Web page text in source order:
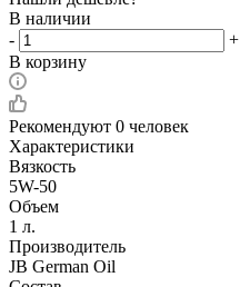
В наличии
-
+
В корзину
Рекомендуют 0 человек
Характеристики
Вязкость
5W-50
Объем
1 л.
Производитель
JB German Oil